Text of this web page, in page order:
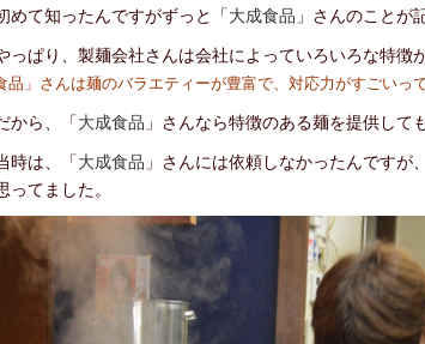
めて知ったんですがずっと「大成食品 」さんのことが
ぱり、製麺会社さんは会社によっていろいろな特徴
品 」さんは麺のバラエティーが豊富で、対応力がすごいっ
ら、「大成食品 」さんなら特徴のある麺を提供して
は、「大成食品 」さんには依頼しなかったんですが、
ってました。